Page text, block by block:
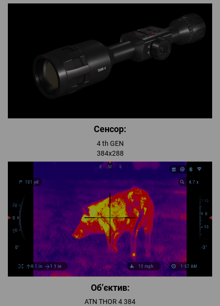
Сенсор:
4 th GEN
384x288
Об’єктив:
ATN THOR 4 384